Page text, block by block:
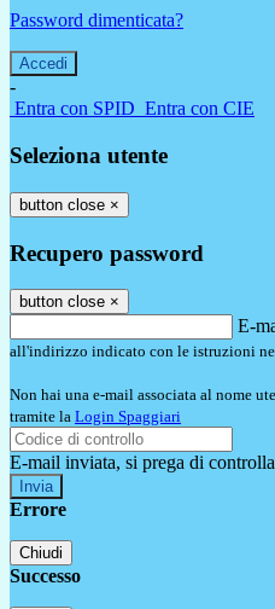
Password dimenticata?
-
Entra con SPID Entra con CIE
Seleziona utente
button close ×
Recupero password
button close ×
E-
all'indirizzo indicato con le istruzioni
Non hai una e-mail associata al nome
tramite la Login Spaggiari
E-mail inviata, si prega di
Errore
Chiudi
Successo